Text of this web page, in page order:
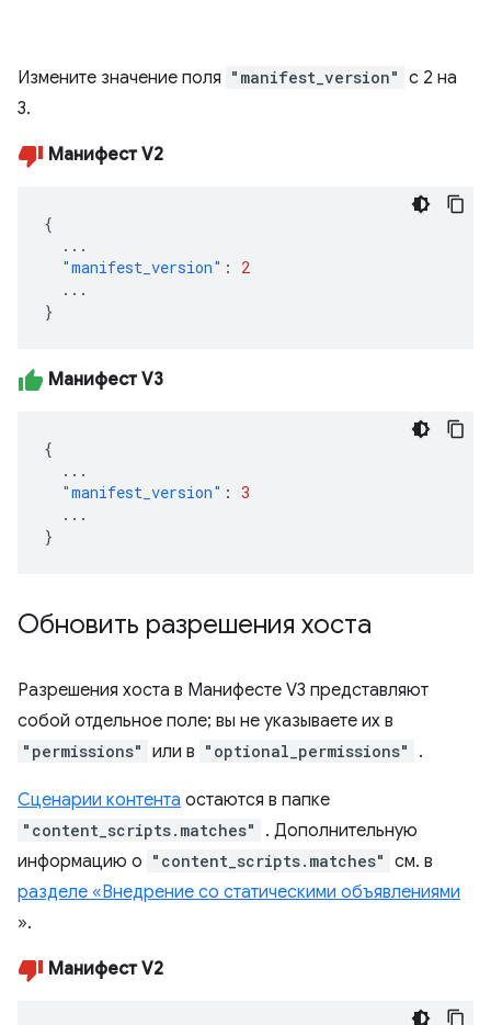
Измените значение поля "manifest_version" с 2 на
3.
Манифест V2
{
...
"manifest_version" :
2
...
}
Манифест V3
{
...
"manifest_version" : 3
...
}
Обновить разрешения хоста
Разрешения хоста в Манифесте V3 представляют
собой отдельное поле; вы не указываете их в
"permissions" или в "optional_permissions" .
Сценарии контента остаются в папке
"content_scripts.matches"
. Дополнительную
информацию о "content_scripts.matches" см. в
разделе «Внедрение со статическими объявлениями
».
Манифест V2